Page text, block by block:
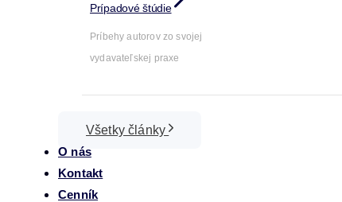
Prípadové štúdie
Príbehy autorov zo svojej
vydavateľskej praxe
Všetky články
O nás
Kontakt
Cenník